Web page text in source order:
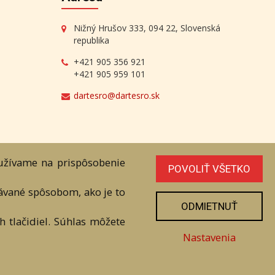
Nižný Hrušov 333, 094 22, Slovenská
republika
+421 905 356 921
+421 905 959 101
dartesro@dartesro.sk
Všetky práva sú vyhradené.
na prispôsobenie
spôsobom, ako je to
tlačidiel. Súhlas môžete
POVOLIŤ VŠETKO
ODMIETNUŤ
Nastavenia